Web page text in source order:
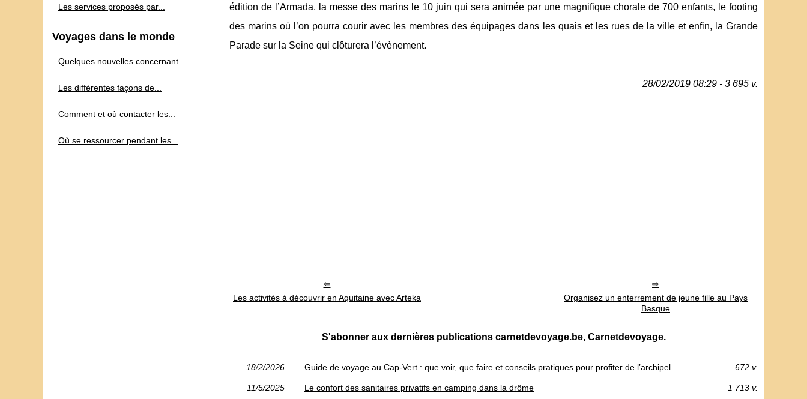
édition de l’Armada, la messe des marins le 10 juin qui sera animée par une magnifique chorale de 700 enfants, le footing
des marins où l’on pourra courir avec les membres des équipages dans les quais et les rues de la ville et enfin, la Grande
Parade sur la Seine qui clôturera l’évènement.
28/02/2019 08:29 - 3 695 v.
Les activités à découvrir en Aquitaine avec Arteka
Organisez un enterrement de jeune fille au Pays
Basque
S'abonner aux dernières publications carnetdevoyage.be, Carnetdevoyage.
18/2/2026 Guide de voyage au Cap‑Vert : que voir, que faire et conseils pratiques pour profiter de l’archipel 672 v.
11/5/2025 Le confort des sanitaires privatifs en camping dans la drôme 1 713 v.
Les services proposés par...
Voyages dans le monde
Quelques nouvelles concernant...
Les différentes façons de...
Comment et où contacter les...
Où se ressourcer pendant les...